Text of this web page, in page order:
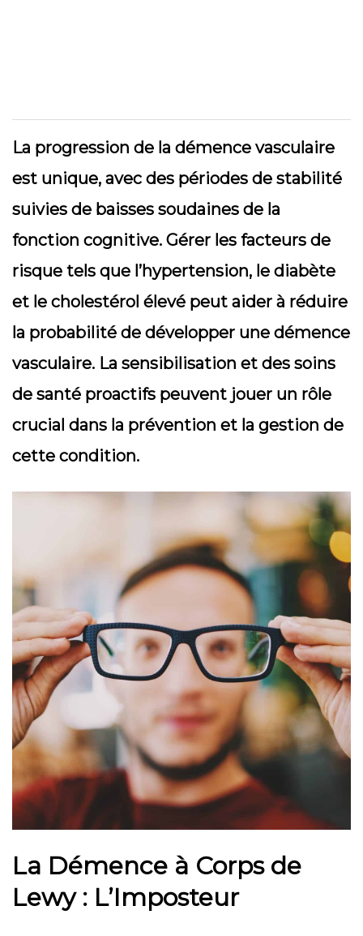
La progression de la démence vasculaire
est unique, avec des périodes de stabilité
suivies de baisses soudaines de la
fonction cognitive. Gérer les facteurs de
risque tels que l’hypertension, le diabète
et le cholestérol élevé peut aider à réduire
la probabilité de développer une démence
vasculaire. La sensibilisation et des soins
de santé proactifs peuvent jouer un rôle
crucial dans la prévention et la gestion de
cette condition.
La Démence à Corps de
Lewy : L’Imposteur